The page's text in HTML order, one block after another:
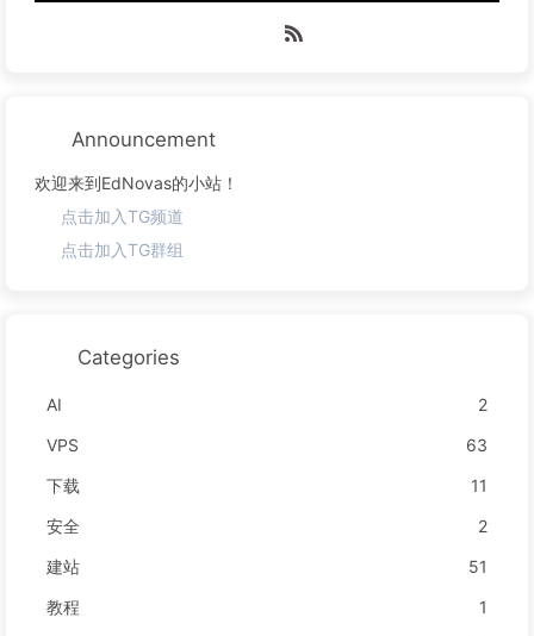
Announcement
欢迎来到EdNovas的小站！
点击加入TG频道
点击加入TG群组
Categories
AI
2
VPS
63
下载
11
安全
2
建站
51
教程
1